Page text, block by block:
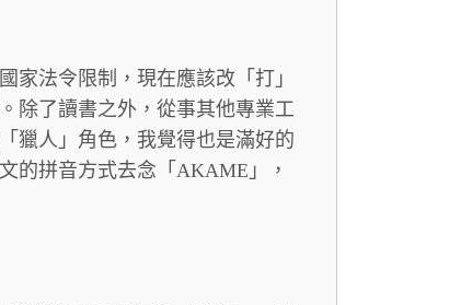
家法令限制，現在應該改「打」
除了讀書之外，從事其他專業工
獵人」角色，我覺得也是滿好的
的拼音方式去念「AKAME」，